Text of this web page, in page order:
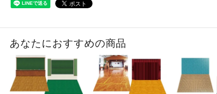
あなたにおすすめの商品